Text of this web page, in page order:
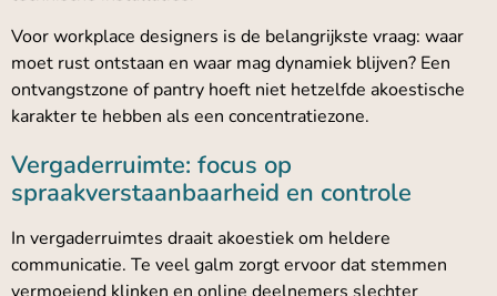
Voor workplace designers is de belangrijkste vraag: waar
moet rust ontstaan en waar mag dynamiek blijven? Een
ontvangstzone of pantry hoeft niet hetzelfde akoestische
karakter te hebben als een concentratiezone.
Vergaderruimte: focus op
spraakverstaanbaarheid en controle
In vergaderruimtes draait akoestiek om heldere
communicatie. Te veel galm zorgt ervoor dat stemmen